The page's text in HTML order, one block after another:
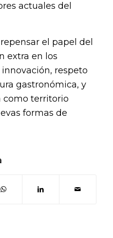
actuales del
el papel del
extra en los
respeto
gastronómica, y
como territorio
formas de